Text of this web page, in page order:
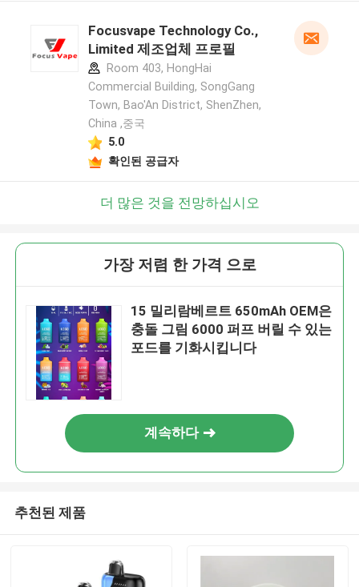
Focusvape Technology Co.,
Limited 제조업체 프로필
Room 403, HongHai
Commercial Building, SongGang
Town, Bao'An District, ShenZhen,
China ,중국
5.0
확인된 공급자
더 많은 것을 전망하십시오
가장 저렴 한 가격 으로
15 밀리람베르트 650mAh OEM은
충돌 그림 6000 퍼프 버릴 수 있는
포드를 기화시킵니다
계속하다
추천된 제품